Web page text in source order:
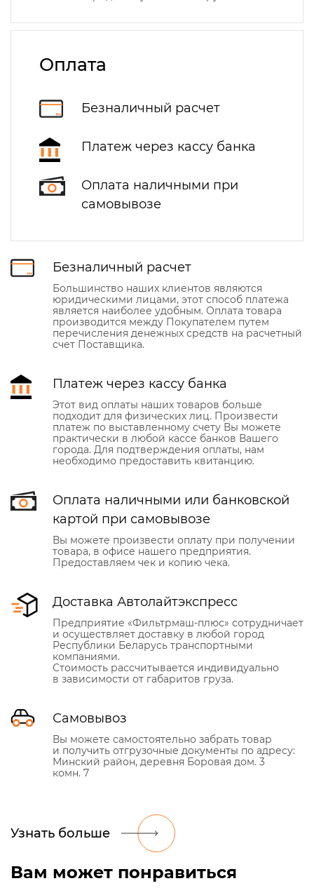
Оплата
Безналичный расчет
Платеж через кассу банка
Оплата наличными при
самовывозе
Безналичный расчет
Большинство наших клиентов являются
юридическими лицами, этот способ платежа
является наиболее удобным. Оплата товара
производится между Покупателем путем
перечисления денежных средств на расчетный
счет Поставщика.
Платеж через кассу банка
Этот вид оплаты наших товаров больше
подходит для физических лиц. Произвести
платеж по выставленному счету Вы можете
практически в любой кассе банков Вашего
города. Для подтверждения оплаты, нам
необходимо предоставить квитанцию.
Оплата наличными или банковской
картой при самовывозе
Вы можете произвести оплату при получении
товара, в офисе нашего предприятия.
Предоставляем чек и копию чека.
Доставка Автолайтэкспресс
Предприятие «Фильтрмаш-плюс» сотрудничает
и осуществляет доставку в любой город
Республики Беларусь транспортными
компаниями.
Стоимость рассчитывается индивидуально
в зависимости от габаритов груза.
Самовывоз
Вы можете самостоятельно забрать товар
и получить отгрузочные документы по адресу:
Минский район, деревня Боровая дом. 3
комн. 7
Узнать больше
Вам может понравиться